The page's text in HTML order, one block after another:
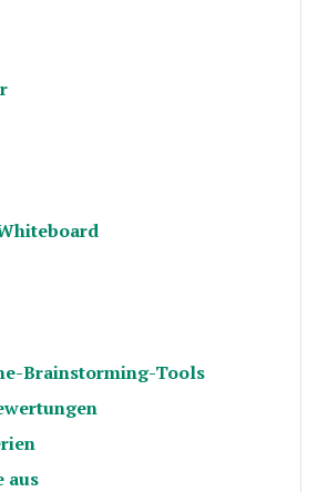
Brainstorming-Tools
aus